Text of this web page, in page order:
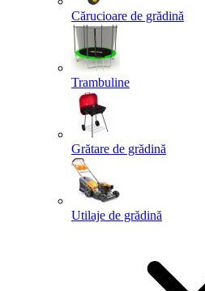
Cărucioare de grădină
Trambuline
Grătare de grădină
Utilaje de grădină